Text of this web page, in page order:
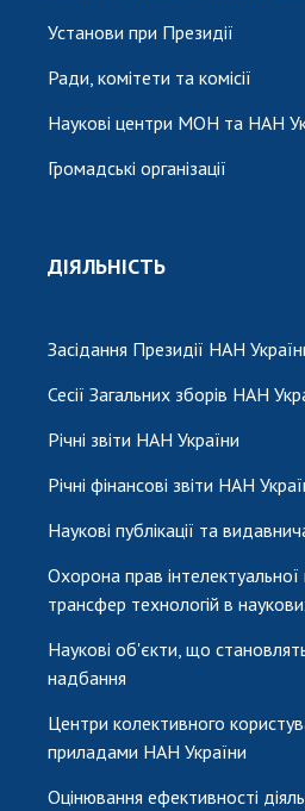
Установи при Президії
Ради, комітети та комісії
Наукові центри МОН та НАН
Громадські організації
ДІЯЛЬНІСТЬ
Засідання Президії НАН
Сесії Загальних зборів НАН
Річні звіти НАН України
Річні фінансові звіти НАН
Наукові публікації та
Охорона прав інтелектуальної
трансфер технологій в
Наукові об'єкти, що
надбання
Центри колективного
приладами НАН України
Оцінювання ефективності